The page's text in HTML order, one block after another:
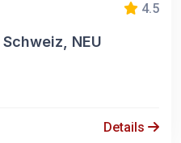
4.5
NEU
Details